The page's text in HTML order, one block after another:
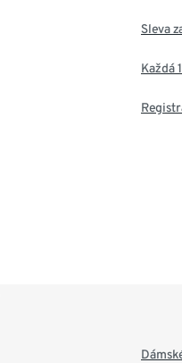
Sleva
Každá